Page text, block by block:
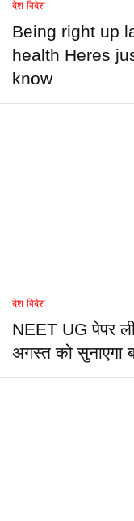
देश-विदेश
Being right up
health Heres
know
देश-विदेश
NEET UG पेपर
अगस्त को सुनाएगा